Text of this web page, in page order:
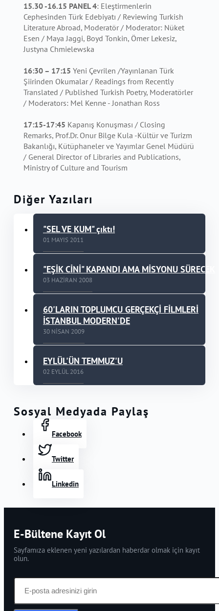
15.30 -16.15 PANEL 4: Eleştirmenlerin
Cephesinden Türk Edebiyatı / Reviewing Turkish
Literature Abroad, Moderatör / Moderator: Nüket
Esen / Maya Jaggi, Boyd Tonkin, Ömer Lekesiz,
Justyna Chmielewska
16:30 – 17:15 Yeni Çevrilen /Yayınlanan Türk
Şiirinden Okumalar / Readings from Recently
Translated / Published Turkish Poetry, Moderatörler
/ Moderators: Mel Kenne - Jonathan Ross
17:15-17:45 Kapanış Konuşması / Closing
Remarks, Prof.Dr. Onur Bilge Kula -Kültür ve Turizm
Bakanlığı, Kütüphaneler ve Yayımlar Genel Müdürü
/ General Director of Libraries and Publications,
Ministry of Culture and Tourism
Diğer Yazıları
"SEL VE KUM" çıktı!
01 MAYIS 2011
"EŞİK CİNİ" KAPANDI AMA MİSYONU SÜRECEK
03 HAZIRAN 2008
60'LARIN TOPLUMCU GERÇEKÇİ FİLMLERİ
İSTANBUL MODERN'DE
30 NISAN 2009
EYLÜL'ÜN TEMMUZ'U
02 EYLÜL 2016
Sosyal Medyada Paylaş
Facebook
Twitter
Linkedin
E-Bültene Kayıt Ol
Sayfamıza eklenen yeni yazılardan haberdar olmak için kayıt
olun.